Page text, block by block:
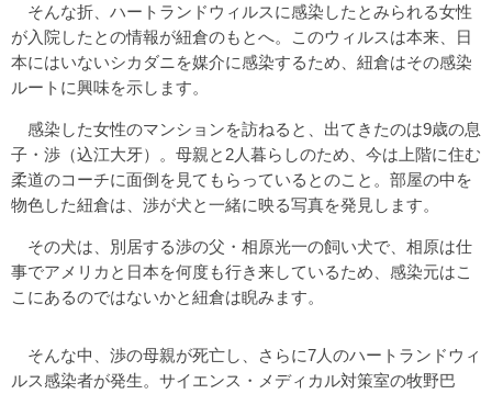
そんな折、ハートランドウィルスに感染したとみられる女性
が入院したとの情報が紐倉のもとへ。このウィルスは本来、日
本にはいないシカダニを媒介に感染するため、紐倉はその感染
ルートに興味を示します。
感染した女性のマンションを訪ねると、出てきたのは9歳の息
子・渉（込江大牙）。母親と2人暮らしのため、今は上階に住む
柔道のコーチに面倒を見てもらっているとのこと。部屋の中を
物色した紐倉は、渉が犬と一緒に映る写真を発見します。
その犬は、別居する渉の父・相原光一の飼い犬で、相原は仕
事でアメリカと日本を何度も行き来しているため、感染元はこ
こにあるのではないかと紐倉は睨みます。
そんな中、渉の母親が死亡し、さらに7人のハートランドウィ
ルス感染者が発生。サイエンス・メディカル対策室の牧野巴